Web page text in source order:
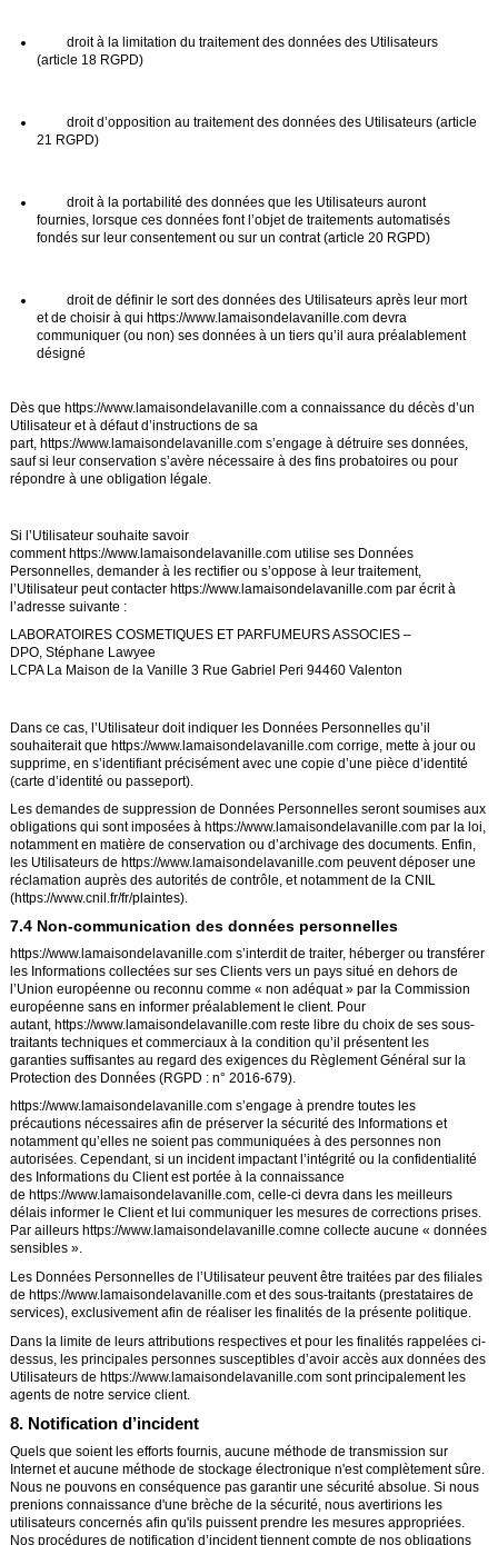
droit à la limitation du traitement des données des Utilisateurs
(article 18 RGPD)
droit d’opposition au traitement des données des Utilisateurs (article
21 RGPD)
droit à la portabilité des données que les Utilisateurs auront
fournies, lorsque ces données font l’objet de traitements automatisés
fondés sur leur consentement ou sur un contrat (article 20 RGPD)
droit de définir le sort des données des Utilisateurs après leur mort
et de choisir à qui https://www.lamaisondelavanille.com devra
communiquer (ou non) ses données à un tiers qu’il aura préalablement
désigné
Dès que https://www.lamaisondelavanille.com a connaissance du décès d’un
Utilisateur et à défaut d’instructions de sa
part, https://www.lamaisondelavanille.com s’engage à détruire ses données,
sauf si leur conservation s’avère nécessaire à des fins probatoires ou pour
répondre à une obligation légale.
Si l’Utilisateur souhaite savoir
commenthttps://www.lamaisondelavanille.com utilise ses Données
Personnelles, demander à les rectifier ou s’oppose à leur traitement,
l’Utilisateur peut contacter https://www.lamaisondelavanille.com par écrit à
l’adresse suivante :
LABORATOIRES COSMETIQUES ET PARFUMEURS ASSOCIES –
DPO, Stéphane Lawyee
LCPA La Maison de la Vanille 3 Rue Gabriel Peri 94460 Valenton
Dans ce cas, l’Utilisateur doit indiquer les Données Personnelles qu’il
souhaiterait que https://www.lamaisondelavanille.com corrige, mette à jour ou
supprime, en s’identifiant précisément avec une copie d’une pièce d’identité
(carte d’identité ou passeport).
Les demandes de suppression de Données Personnelles seront soumises aux
obligations qui sont imposées à https://www.lamaisondelavanille.com par la loi,
notamment en matière de conservation ou d’archivage des documents. Enfin,
les Utilisateurs de https://www.lamaisondelavanille.com peuvent déposer une
réclamation auprès des autorités de contrôle, et notamment de la CNIL
(https://www.cnil.fr/fr/plaintes).
7.4 Non-communication des données personnelles
https://www.lamaisondelavanille.com s’interdit de traiter, héberger ou transférer
les Informations collectées sur ses Clients vers un pays situé en dehors de
l’Union européenne ou reconnu comme « non adéquat » par la Commission
européenne sans en informer préalablement le client. Pour
autant, https://www.lamaisondelavanille.com reste libre du choix de ses sous-
traitants techniques et commerciaux à la condition qu’il présentent les
garanties suffisantes au regard des exigences du Règlement Général sur la
Protection des Données (RGPD : n° 2016-679).
https://www.lamaisondelavanille.com s’engage à prendre toutes les
précautions nécessaires afin de préserver la sécurité des Informations et
notamment qu’elles ne soient pas communiquées à des personnes non
autorisées. Cependant, si un incident impactant l’intégrité ou la confidentialité
des Informations du Client est portée à la connaissance
de https://www.lamaisondelavanille.com, celle-ci devra dans les meilleurs
délais informer le Client et lui communiquer les mesures de corrections prises.
Par ailleurs https://www.lamaisondelavanille.comne collecte aucune « données
sensibles ».
Les Données Personnelles de l’Utilisateur peuvent être traitées par des filiales
de https://www.lamaisondelavanille.com et des sous-traitants (prestataires de
services), exclusivement afin de réaliser les finalités de la présente politique.
Dans la limite de leurs attributions respectives et pour les finalités rappelées ci-
dessus, les principales personnes susceptibles d’avoir accès aux données des
Utilisateurs de https://www.lamaisondelavanille.com sont principalement les
agents de notre service client.
8. Notification d’incident
Quels que soient les efforts fournis, aucune méthode de transmission sur
Internet et aucune méthode de stockage électronique n'est complètement sûre.
Nous ne pouvons en conséquence pas garantir une sécurité absolue. Si nous
prenions connaissance d'une brèche de la sécurité, nous avertirions les
utilisateurs concernés afin qu'ils puissent prendre les mesures appropriées.
Nos procédures de notification d’incident tiennent compte de nos obligations